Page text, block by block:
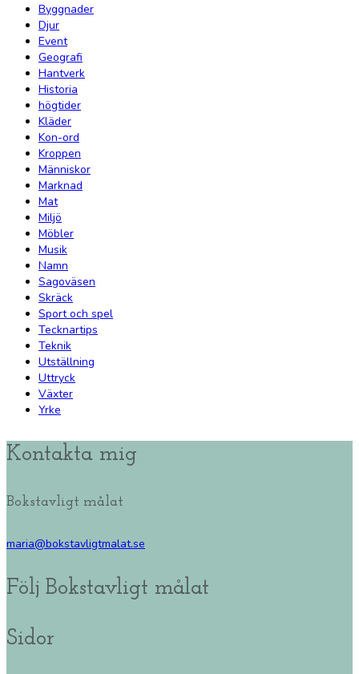
Byggnader
Djur
Event
Geografi
Hantverk
Historia
högtider
Kläder
Kon-ord
Kroppen
Människor
Marknad
Mat
Miljö
Möbler
Musik
Namn
Sagoväsen
Skräck
Sport och spel
Tecknartips
Teknik
Utställning
Uttryck
Växter
Yrke
Kontakta mig
Bokstavligt målat
maria@bokstavligtmalat.se
Följ Bokstavligt målat
Sidor